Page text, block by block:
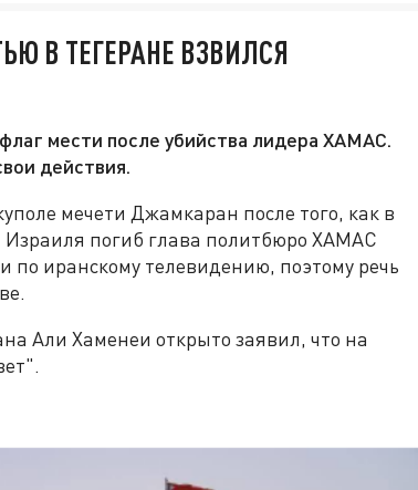
В ТЕГЕРАНЕ ВЗВИЛСЯ
мести после убийства лидера ХАМАС.
действия.
мечети Джамкаран после того, как в
Израиля погиб глава политбюро ХАМАС
иранскому телевидению, поэтому речь
Али Хаменеи открыто заявил, что на